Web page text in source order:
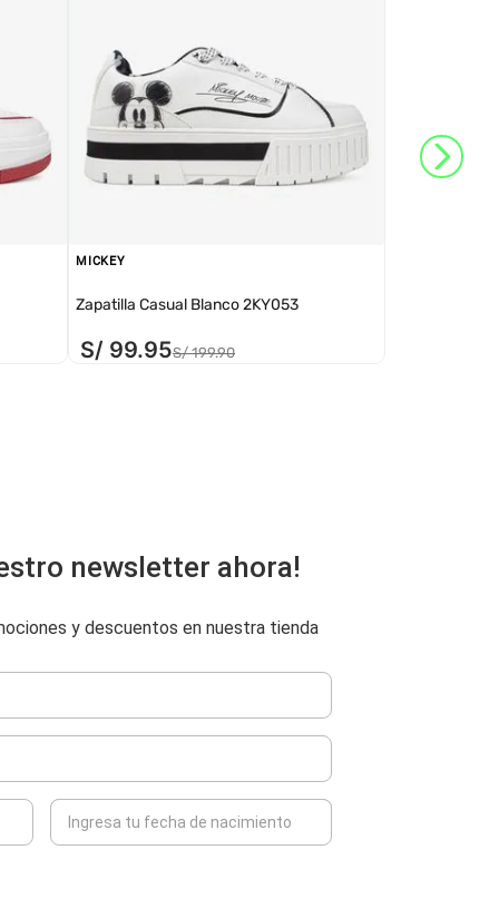
MICKEY
Zapatilla Casual Blanco 2KY053
S/ 99.95S/ 199.90
newsletter ahora!
y descuentos en nuestra tienda